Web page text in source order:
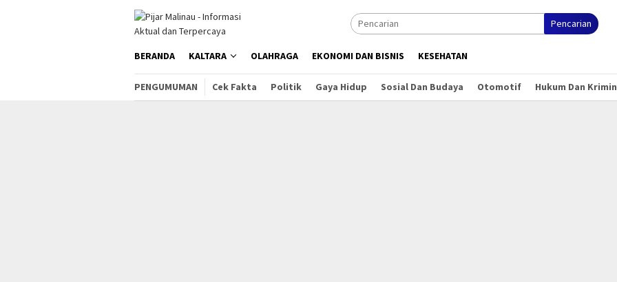
Pencarian
BERANDA KALTARA OLAHRAGA EKONOMI DAN BISNIS KESEHATAN
PENGUMUMAN Cek Fakta Politik Gaya Hidup Sosial Dan Budaya Otomotif Hukum Dan